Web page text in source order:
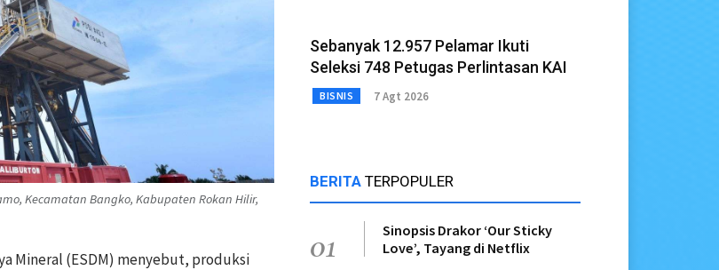
Kecamatan Bangko, Kabupaten Rokan Hilir,
Mineral (ESDM) menyebut, produksi
Sebanyak 12.957 Pelamar Ikuti
Seleksi 748 Petugas Perlintasan KAI
BISNIS 7 Agt 2026
BERITA TERPOPULER
01
Sinopsis Drakor ‘Our Sticky
Love’, Tayang di Netflix